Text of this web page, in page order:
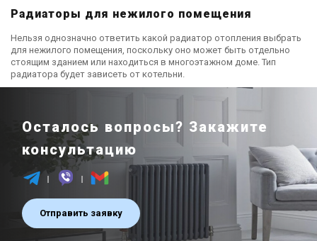
Радиаторы для нежилого помещения
Нельзя однозначно ответить какой радиатор отопления выбрать
для нежилого помещения, поскольку оно может быть отдельно
стоящим зданием или находиться в многоэтажном доме. Тип
радиатора будет зависеть от котельни.
Осталось вопросы? Закажите
консультацию
Отправить заявку